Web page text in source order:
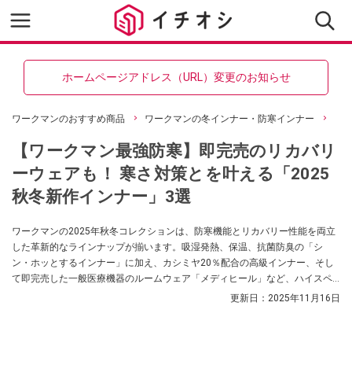
ホームページアドレス（URL）変更のお知らせ
ワークマンのおすすめ商品 ワークマンの冬インナー・防寒インナー
【ワークマン最強防寒】即完売のリカバリ
ーウェアも！ 寒さ対策とを叶える「2025
秋冬新作インナー」3選
ワークマンの2025年秋冬コレクションは、防寒機能とリカバリー性能を両立
した革新的なラインナップが揃います。吸湿発熱、保温、抗菌防臭の「シ
ン・ホッとするインナー」に加え、カシミヤ20％配合の高級インナー、そし
て即完売した一般医療機器のルームウェア「メディヒール」など、ハイスペ
更新日： 2025年11月16日